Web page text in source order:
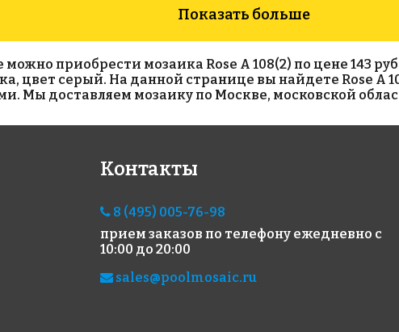
Rose G 10
327x327
Показать больше
приобрести мозаика Rose A 108(2) по цене 143
цвет серый. На данной странице вы найдете Rose A
Мы доставляем мозаику по Москве, московской
Контакты
8 (495) 005-76-98
прием заказов по телефону ежедневно с
10:00 до 20:00
sales@poolmosaic.ru